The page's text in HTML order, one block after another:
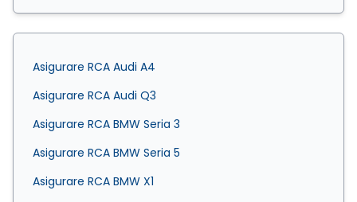
Asigurare RCA Audi A4
Asigurare RCA Audi Q3
Asigurare RCA BMW Seria 3
Asigurare RCA BMW Seria 5
Asigurare RCA BMW X1